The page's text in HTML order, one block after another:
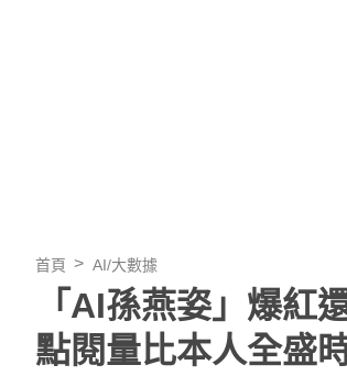
首頁 AI/大數據
「AI孫燕姿」爆紅
點閱量比本人全盛